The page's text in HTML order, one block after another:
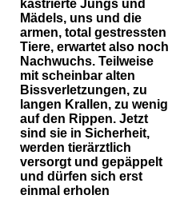
kastrierte Jungs und
Mädels, uns und die
armen, total gestressten
Tiere, erwartet also noch
Nachwuchs. Teilweise
mit scheinbar alten
Bissverletzungen, zu
langen Krallen, zu wenig
auf den Rippen. Jetzt
sind sie in Sicherheit,
werden tierärztlich
versorgt und gepäppelt
und dürfen sich erst
einmal erholen